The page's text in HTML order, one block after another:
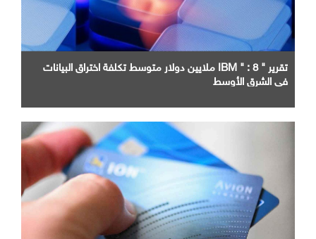
تقرير " IBM " : 8 ملايين دولار متوسط تكلفة اختراق البيانات
في الشرق الأوسط